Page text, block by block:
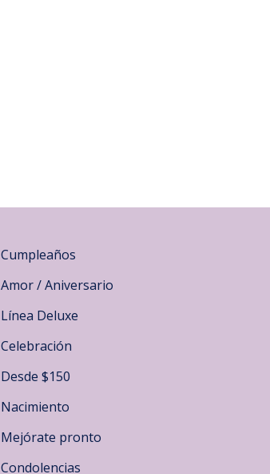
Cumpleaños
Amor / Aniversario
Línea Deluxe
Celebración
Desde $150
Nacimiento
Mejórate pronto
Condolencias